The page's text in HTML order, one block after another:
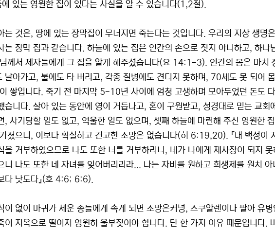
에 있는 영원한 집이 있다는 사실을 알 수 있습니다(1,2절).
는 것은, 땅에 있는 장막집이 무너지면 죽는다는 것입니다. 우리의 지상 생명
는 장막 집과 같습니다. 하늘에 있는 집은 인간의 손으로 짓지 아니하고, 하나
께서 제자들에게 그 집을 알게 해주셨습니다(요 14:1-3). 인간의 몸은 마치
날아가고, 불에도 타 버리고, 각종 질병에도 견디지 못하며, 70세도 못 되어
쌓입니다. 죽기 전 마지막 5-10년 사이에 엄청 고생하며 모아두었던 돈도
습니다. 살아 있는 동안에 영이 거듭나고, 혼이 구원받고, 성경대로 믿는 교회
, 사기당할 일도 없고, 억울한 일도 없으며, 셋째 하늘에 마련해 주신 영원한
졌으니, 이보다 확실하고 견고한 소망은 없습니다(히 6:19,20). 『내 백성이
을 거부하였으므로 나도 또한 너를 거부하리니, 네가 나에게 제사장이 되지
니 나도 또한 네 자녀를 잊어버리리라... 나는 자비를 원하고 희생제를 원치
다 낫도다』(호 4:6; 6:6).
이 없이 마귀가 세운 종들에게 속게 되면 소망은커녕, 스쿠알렌이나 팔아 유병
어 지옥으로 떨어져 영원히 울부짖어야 합니다. 단 한 가지 이유 때문입니다.